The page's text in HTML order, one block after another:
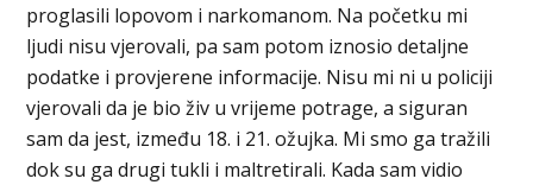
proglasili lopovom i narkomanom. Na početku mi
ljudi nisu vjerovali, pa sam potom iznosio detaljne
podatke i provjerene informacije. Nisu mi ni u policiji
vjerovali da je bio živ u vrijeme potrage, a siguran
sam da jest, između 18. i 21. ožujka. Mi smo ga tražili
dok su ga drugi tukli i maltretirali. Kada sam vidio